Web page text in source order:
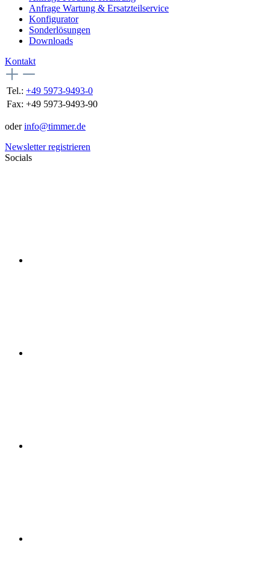
Anfrage Wartung & Ersatzteilservice
Konfigurator
Sonderlösungen
Downloads
Kontakt
Tel.: +49 5973-9493-0
Fax: +49 5973-9493-90
oderinfo@timmer.de
Newsletter registrieren
Socials